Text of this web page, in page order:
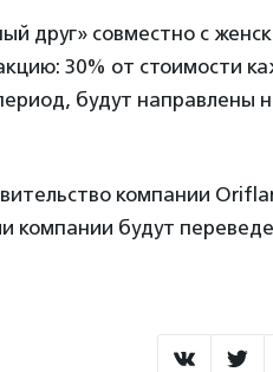
друг» совместно с
30% от стоимости
будут направлены
компании
компании будут